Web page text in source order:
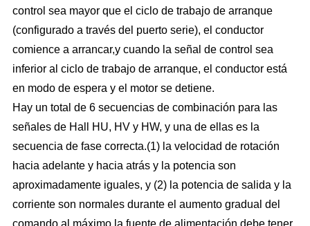
control sea mayor que el ciclo de trabajo de arranque
(configurado a través del puerto serie), el conductor
comience a arrancar,y cuando la señal de control sea
inferior al ciclo de trabajo de arranque, el conductor está
en modo de espera y el motor se detiene.
Hay un total de 6 secuencias de combinación para las
señales de Hall HU, HV y HW, y una de ellas es la
secuencia de fase correcta.(1) la velocidad de rotación
hacia adelante y hacia atrás y la potencia son
aproximadamente iguales, y (2) la potencia de salida y la
corriente son normales durante el aumento gradual del